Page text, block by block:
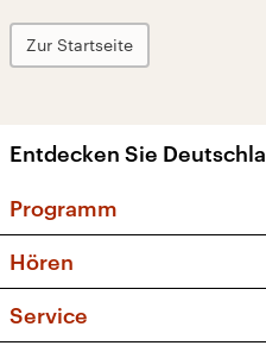
Zur Startseite
Entdecken Sie
Programm
Sendungen und
Musikliste
Hören
Frequenzen (UKW +
Service